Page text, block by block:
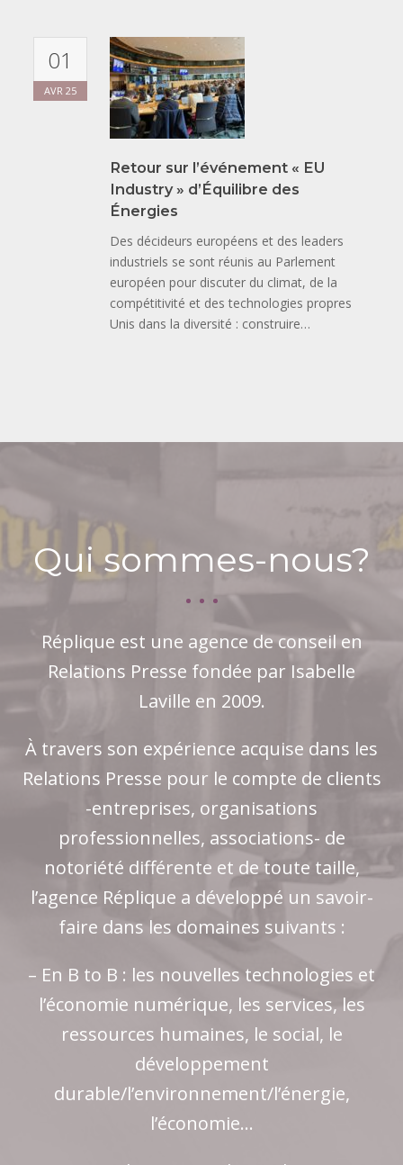
01
AVR 25
Retour sur l’événement « EU
Industry » d’Équilibre des
Énergies
Des décideurs européens et des leaders
industriels se sont réunis au Parlement
européen pour discuter du climat, de la
compétitivité et des technologies propres
Unis dans la diversité : construire…
Qui sommes-nous?
Réplique est une agence de conseil en
Relations Presse fondée par Isabelle
Laville en 2009.
À travers son expérience acquise dans les
Relations Presse pour le compte de clients
-entreprises, organisations
professionnelles, associations- de
notoriété différente et de toute taille,
l’agence Réplique a développé un savoir-
faire dans les domaines suivants :
– En B to B : les nouvelles technologies et
l’économie numérique, les services, les
ressources humaines, le social, le
développement
durable/l’environnement/l’énergie,
l’économie…